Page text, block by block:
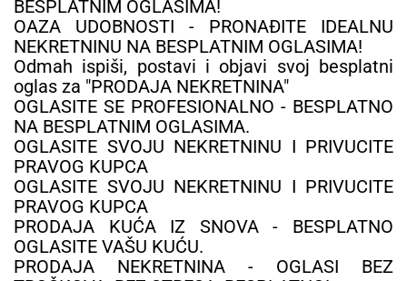
BESPLATNIM OGLASIMA!
OAZA UDOBNOSTI - PRONAĐITE IDEALNU
NEKRETNINU NA BESPLATNIM OGLASIMA!
Odmah ispiši, postavi i objavi svoj besplatni
oglas za "PRODAJA NEKRETNINA"
OGLASITE SE PROFESIONALNO - BESPLATNO
NA BESPLATNIM OGLASIMA.
OGLASITE SVOJU NEKRETNINU I PRIVUCITE
PRAVOG KUPCA
OGLASITE SVOJU NEKRETNINU I PRIVUCITE
PRAVOG KUPCA
PRODAJA KUĆA IZ SNOVA - BESPLATNO
OGLASITE VAŠU KUĆU.
PRODAJA NEKRETNINA - OGLASI BEZ